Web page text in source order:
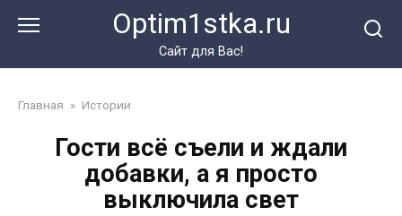
Optim1stka.ru
Сайт для Вас!
Главная » Истории
Гости всё съели и ждали
добавки, а я просто
выключила свет